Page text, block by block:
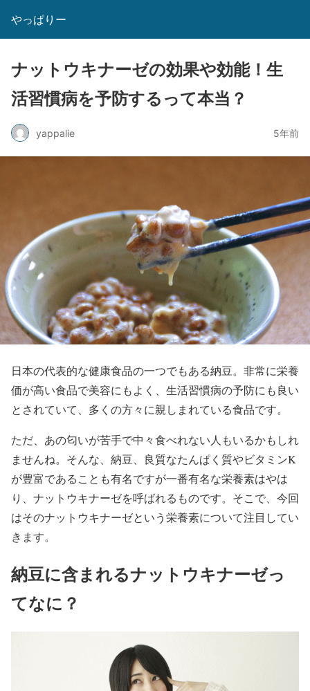
やっぱりー
ナットウキナーゼの効果や効能！生
活習慣病を予防するって本当？
yappalie 5年前
日本の代表的な健康食品の一つでもある納豆。非常に栄養
価が高い食品で美容にもよく、生活習慣病の予防にも良い
とされていて、多くの方々に親しまれている食品です。
ただ、あの匂いが苦手で中々食べれない人もいるかもしれ
ませんね。そんな、納豆、良質なたんぱく質やビタミンK
が豊富であることも有名ですが一番有名な栄養素はやは
り、ナットウキナーゼを呼ばれるものです。そこで、今回
はそのナットウキナーゼという栄養素について注目してい
きます。
納豆に含まれるナットウキナーゼっ
てなに？